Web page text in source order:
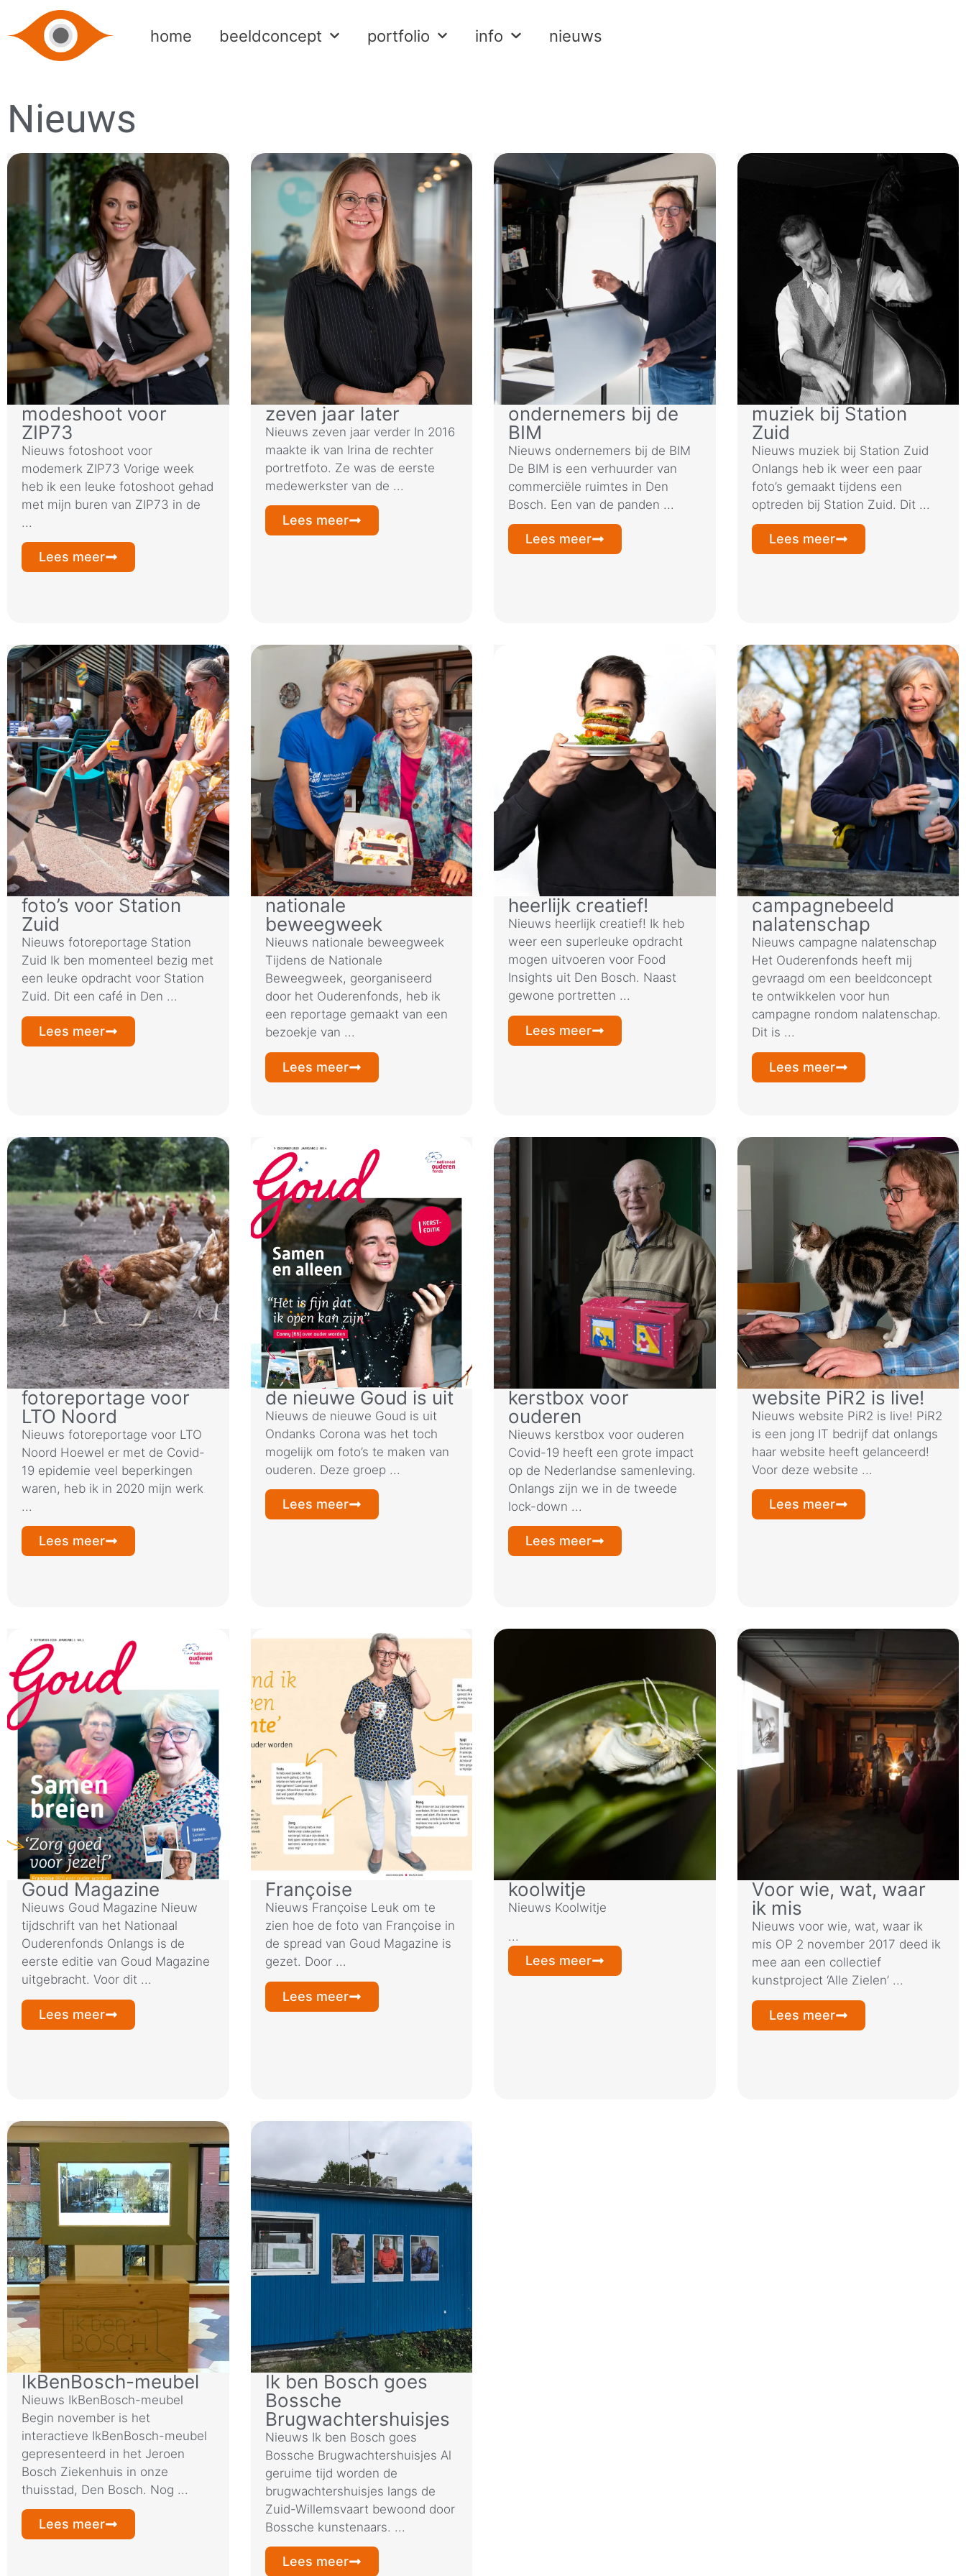
home beeldconcept portfolio info nieuws
Nieuws
modeshoot voor
ZIP73
Nieuws fotoshoot voor
modemerk ZIP73 Vorige week
heb ik een leuke fotoshoot gehad
met mijn buren van ZIP73 in de
...
Lees meer
zeven jaar later
Nieuws zeven jaar verder In 2016
maakte ik van Irina de rechter
portretfoto. Ze was de eerste
medewerkster van de ...
Lees meer
ondernemers bij de
BIM
Nieuws ondernemers bij de BIM
De BIM is een verhuurder van
commerciële ruimtes in Den
Bosch. Een van de panden ...
Lees meer
muziek bij Station
Zuid
Nieuws muziek bij Station Zuid
Onlangs heb ik weer een paar
foto’s gemaakt tijdens een
optreden bij Station Zuid. Dit ...
Lees meer
foto’s voor Station
Zuid
Nieuws fotoreportage Station
Zuid Ik ben momenteel bezig met
een leuke opdracht voor Station
Zuid. Dit een café in Den ...
Lees meer
nationale
beweegweek
Nieuws nationale beweegweek
Tijdens de Nationale
Beweegweek, georganiseerd
door het Ouderenfonds, heb ik
een reportage gemaakt van een
bezoekje van ...
Lees meer
heerlijk creatief!
Nieuws heerlijk creatief! Ik heb
weer een superleuke opdracht
mogen uitvoeren voor Food
Insights uit Den Bosch. Naast
gewone portretten ...
Lees meer
campagnebeeld
nalatenschap
Nieuws campagne nalatenschap
Het Ouderenfonds heeft mij
gevraagd om een beeldconcept
te ontwikkelen voor hun
campagne rondom nalatenschap.
Dit is ...
Lees meer
fotoreportage voor
LTO Noord
Nieuws fotoreportage voor LTO
Noord Hoewel er met de Covid-
19 epidemie veel beperkingen
waren, heb ik in 2020 mijn werk
...
Lees meer
de nieuwe Goud is uit
Nieuws de nieuwe Goud is uit
Ondanks Corona was het toch
mogelijk om foto’s te maken van
ouderen. Deze groep ...
Lees meer
kerstbox voor
ouderen
Nieuws kerstbox voor ouderen
Covid-19 heeft een grote impact
op de Nederlandse samenleving.
Onlangs zijn we in de tweede
lock-down ...
Lees meer
website PiR2 is live!
Nieuws website PiR2 is live! PiR2
is een jong IT bedrijf dat onlangs
haar website heeft gelanceerd!
Voor deze website ...
Lees meer
Goud Magazine
Nieuws Goud Magazine Nieuw
tijdschrift van het Nationaal
Ouderenfonds Onlangs is de
eerste editie van Goud Magazine
uitgebracht. Voor dit ...
Lees meer
Françoise
Nieuws Françoise Leuk om te
zien hoe de foto van Françoise in
de spread van Goud Magazine is
gezet. Door ...
Lees meer
koolwitje
Nieuws Koolwitje
...
Lees meer
Voor wie, wat, waar
ik mis
Nieuws voor wie, wat, waar ik
mis OP 2 november 2017 deed ik
mee aan een collectief
kunstproject ‘Alle Zielen’ ...
Lees meer
IkBenBosch-meubel
Nieuws IkBenBosch-meubel
Begin november is het
interactieve IkBenBosch-meubel
gepresenteerd in het Jeroen
Bosch Ziekenhuis in onze
thuisstad, Den Bosch. Nog ...
Lees meer
Ik ben Bosch goes
Bossche
Brugwachtershuisjes
Nieuws Ik ben Bosch goes
Bossche Brugwachtershuisjes Al
geruime tijd worden de
brugwachtershuisjes langs de
Zuid-Willemsvaart bewoond door
Bossche kunstenaars. ...
Lees meer